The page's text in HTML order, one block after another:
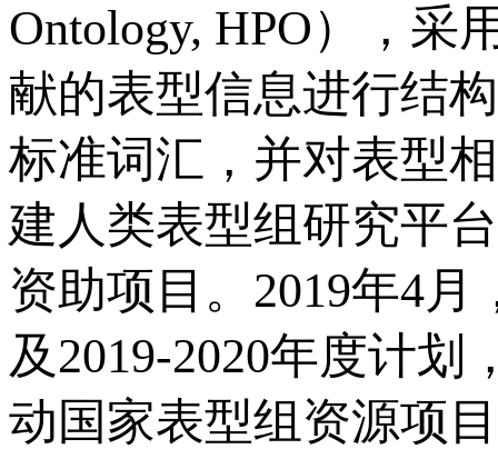
Ontology, HPO），采
献的表型信息进行结
标准词汇，并对表型
建人类表型组研究平
资助项目。2019年4
及2019-2020年度计
动国家表型组资源项